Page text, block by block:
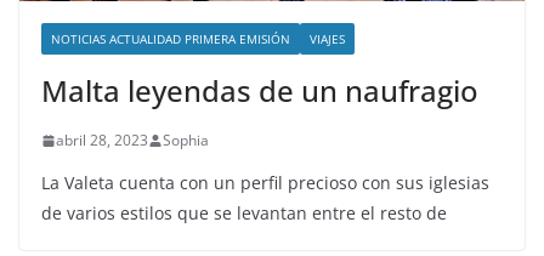
NOTICIAS ACTUALIDAD PRIMERA EMISIÓN VIAJES
Malta leyendas de un naufragio
abril 28, 2023 Sophia
La Valeta cuenta con un perfil precioso con sus iglesias
de varios estilos que se levantan entre el resto de